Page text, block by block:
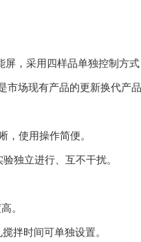
，采用四样品单独控制方
场现有产品的更新换代产品
，使用操作简便。
独立进行、互不干扰。
。
拌时间可单独设置。